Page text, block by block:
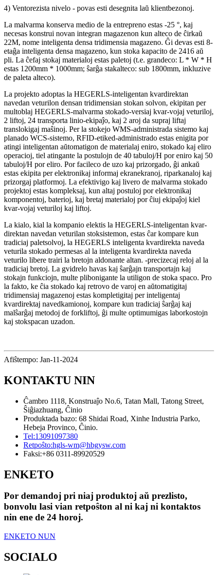
4) Ventorezista nivelo - povas esti desegnita laŭ klientbezonoj.
La malvarma konserva medio de la entrepreno estas -25 °, kaj
necesas konstrui novan integran magazenon kun alteco de ĉirkaŭ
22M, nome inteligenta densa tridimensia magazeno. Ĝi devas esti 8-
etaĝa inteligenta densa magazeno, kun stoka kapacito de 2416 aŭ
pli. La ĉefaj stokaj materialoj estas paletoj (t.e. grandeco: L * W * H
estas 1200mm * 1000mm; ŝarĝa stakalteco: sub 1800mm, inkluzive
de paleta alteco).
La projekto adoptas la HEGERLS-inteligentan kvardirektan
navedan veturilon densan tridimensian stokan solvon, ekipitan per
multoblaj HEGERLS-malvarma stokado-versiaj kvar-vojaj veturiloj,
2 liftoj, 24 transporta linio-ekipaĵo, kaj 2 aroj da supraj liftaj
translokigaj maŝinoj. Per la stokejo WMS-administrada sistemo kaj
planado WCS-sistemo, RFID-etiked-administrado estas enigita por
atingi inteligentan aŭtomatigon de materialaj eniro, stokado kaj eliro
operacioj, tiel atingante la postulojn de 40 tabuloj/H por eniro kaj 50
tabuloj/H por eliro. Por facileco de uzo kaj prizorgado, ĝi ankaŭ
estas ekipita per elektronikaj informaj ekranekranoj, riparkanaloj kaj
prizorgaj platformoj. La efektivigo kaj livero de malvarma stokado
projektoj estas kompleksaj, kun altaj postuloj por elektronikaj
komponentoj, baterioj, kaj bretaj materialoj por ĉiuj ekipaĵoj kiel
kvar-vojaj veturiloj kaj liftoj.
La kialo, kial la kompanio elektis la HEGERLS-inteligentan kvar-
direktan navedan veturilan stoksistemon, estas ĉar kompare kun
tradiciaj paletsolvoj, la HEGERLS inteligenta kvardirekta naveda
veturila stokado permesas al la inteligenta kvardirekta naveda
veturilo libere trairi la bretojn aldonante altan. -precizecaj reloj al la
tradiciaj bretoj. La gvidrelo havas kaj ŝarĝajn transportajn kaj
stokajn funkciojn, multe plibonigante la utiligon de stoka spaco. Pro
la fakto, ke ĉia stokado kaj retrovo de varoj en aŭtomatigitaj
tridimensiaj magazenoj estas kompletigitaj per inteligentaj
kvardirektaj navedkamionoj, kompare kun tradiciaj ŝarĝaj kaj
malŝarĝaj metodoj de forkliftoj, ĝi multe optimumigas laborkostojn
kaj stokspacan uzadon.
Afiŝtempo: Jan-11-2024
KONTAKTU NIN
Ĉambro 1118, Konstruaĵo No.6, Tatan Mall, Tatong Street,
Ŝiĝiazhuang, Ĉinio
Produktada bazo: 68 Shidai Road, Xinhe Industria Parko,
Hebeja Provinco, Ĉinio.
Tel:13091097380
Retpoŝto:hgls-wm@hbgysw.com
Faksi:+86 0311-89920529
ENKETO
Por demandoj pri niaj produktoj aŭ prezlisto,
bonvolu lasi vian retpoŝton al ni kaj ni kontaktos
nin ene de 24 horoj.
ENKETO NUN
SOCIALO